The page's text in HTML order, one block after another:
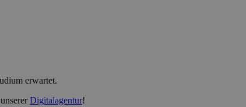
erwartet.
Digitalagentur!